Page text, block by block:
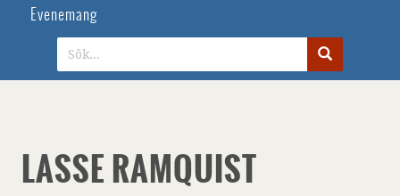
Evenemang
LASSE RAMQUIST